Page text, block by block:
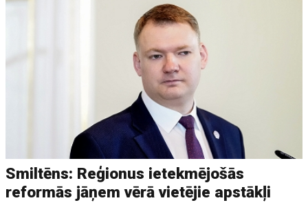
Smiltēns: Reģionus ietekmējošās
reformās jāņem vērā vietējie apstākļi